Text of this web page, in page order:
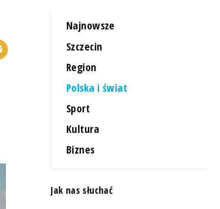
Najnowsze
Szczecin
Region
Polska i świat
Sport
Kultura
Biznes
Jak nas słuchać